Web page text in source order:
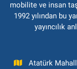
mobilite ve insan
1992 yılından bu
yayıncılık
Atatürk